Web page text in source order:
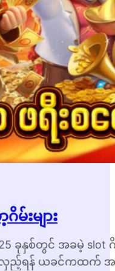
မ်းများ
နှစ်တွင် အခမဲ့ slot ဂိမ်
ယခင်ကထက် အခွင့်အရေ